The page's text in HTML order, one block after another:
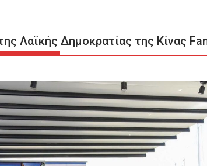
Λαϊκής Δημοκρατίας της Κίνας